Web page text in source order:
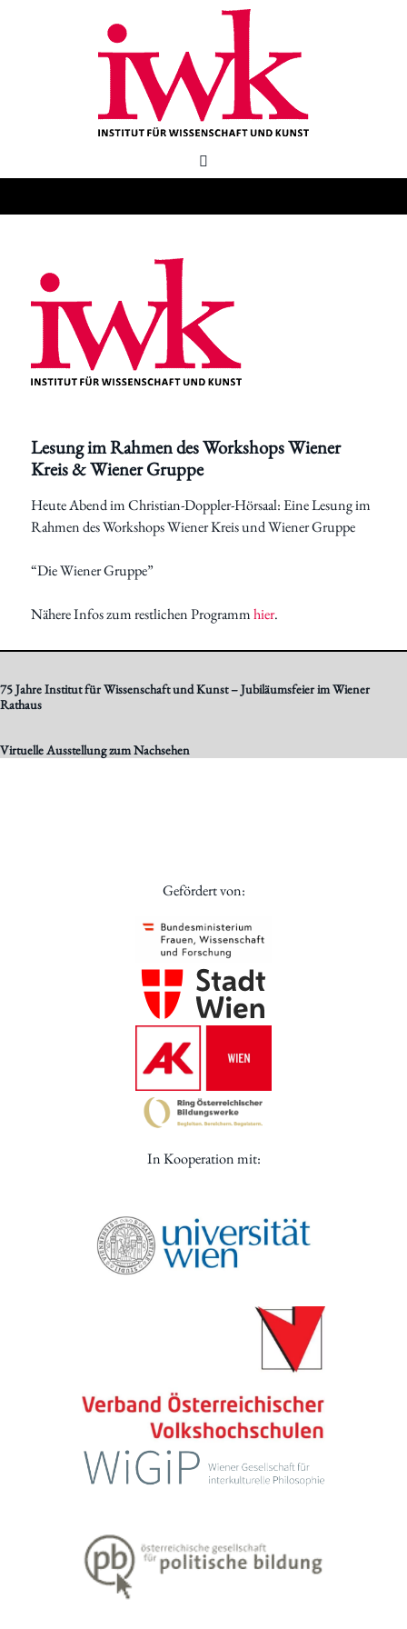
Lesung im Rahmen des Workshops Wiener
Kreis & Wiener Gruppe
Heute Abend im Christian-Doppler-Hörsaal: Eine Lesung im
Rahmen des Workshops Wiener Kreis und Wiener Gruppe
“Die Wiener Gruppe”
Nähere Infos zum restlichen Programmhier.
75 Jahre Institut für Wissenschaft und Kunst – Jubiläumsfeier im Wiener
Rathaus
Virtuelle Ausstellung zum Nachsehen
Gefördert von:
In Kooperation mit: